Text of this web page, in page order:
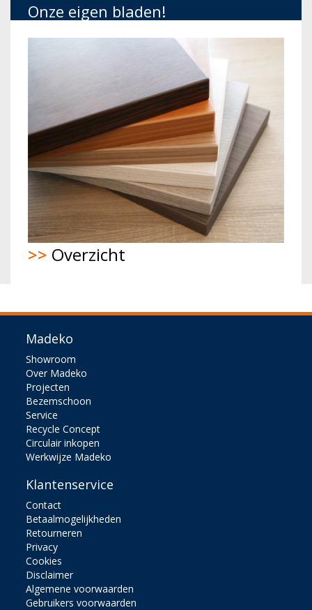
Onze eigen bladen!
>> Overzicht
Madeko
Showroom
Over Madeko
Projecten
Bezemschoon
Service
Recycle Concept
Circulair inkopen
Werkwijze Madeko
Klantenservice
Contact
Betaalmogelijkheden
Retourneren
Privacy
Cookies
Disclaimer
Algemene voorwaarden
Gebruikers voorwaarden